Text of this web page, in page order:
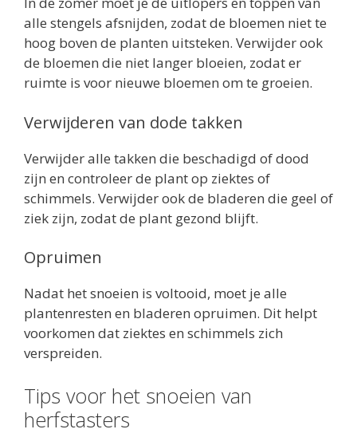
alle stengels afsnijden, zodat de bloemen niet te
hoog boven de planten uitsteken. Verwijder ook
de bloemen die niet langer bloeien, zodat er
ruimte is voor nieuwe bloemen om te groeien.
Verwijderen van dode takken
Verwijder alle takken die beschadigd of dood
zijn en controleer de plant op ziektes of
schimmels. Verwijder ook de bladeren die geel of
ziek zijn, zodat de plant gezond blijft.
Opruimen
Nadat het snoeien is voltooid, moet je alle
plantenresten en bladeren opruimen. Dit helpt
voorkomen dat ziektes en schimmels zich
verspreiden.
Tips voor het snoeien van
herfstasters